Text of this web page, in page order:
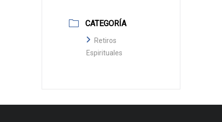
CATEGORÍA
Retiros
Espirituales